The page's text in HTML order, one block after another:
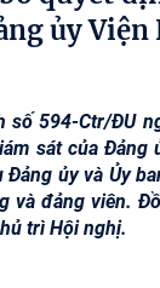
ủy Viện
số 594-Ctr/ĐU
sát của Đảng
ủy và Ủy
và đảng viên.
trì Hội nghị.